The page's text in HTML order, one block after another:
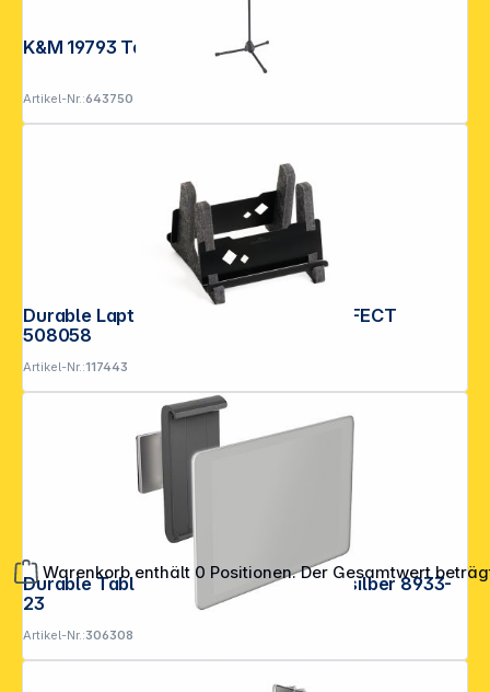
Warenkorb enthält 0 Positionen. Der Gesamtwert
Artikel-Nr.:643750
Durable Laptop Ständer VERTICAL EFFECT
508058
Artikel-Nr.:117443
Durable Tablet Holder WALL metallic silber 8933-
23
Artikel-Nr.:306308
**EVP = Empfohlener Verkaufspreis des Herstellers /